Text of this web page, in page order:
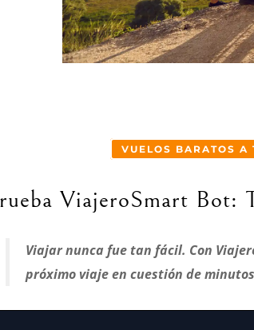
VUELOS BARATOS
ViajeroSmart Bot:
Viajar nunca fue tan fácil. Con
próximo viaje en cuestión de